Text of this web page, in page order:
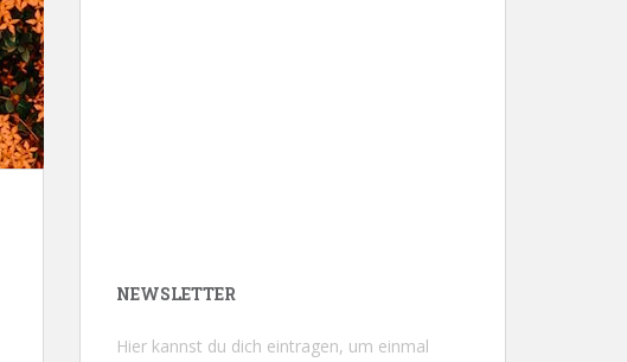
NEWSLETTER
Hier kannst du dich eintragen, um einmal